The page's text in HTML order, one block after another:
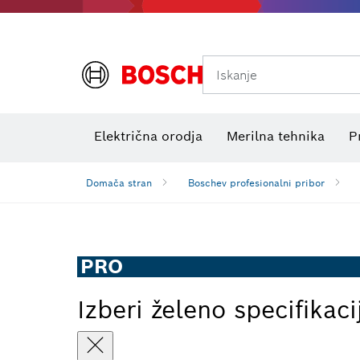
Iskanje
Električna orodja Merilna tehnika
Domača stran Boschev profesionalni pribor
PRO
Izberi želeno